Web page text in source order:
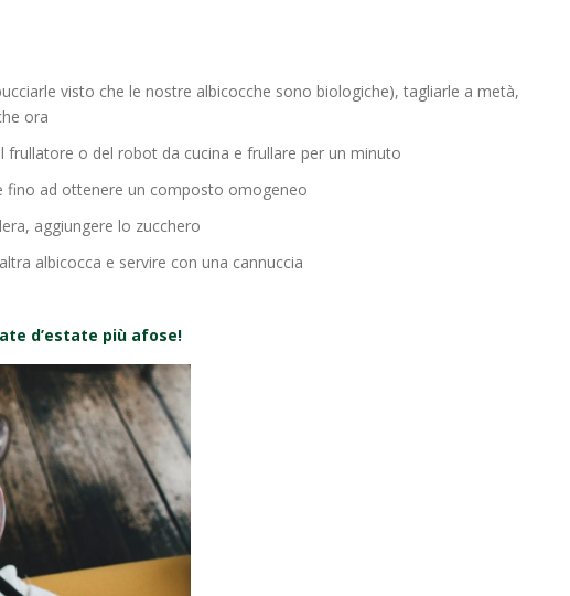
visto che le nostre albicocche sono biologiche), tagliarle a metà,
ora
frullatore o del robot da cucina e frullare per un minuto
fino ad ottenere un composto omogeneo
aggiungere lo zucchero
albicocca e servire con una cannuccia
d’estate più afose!